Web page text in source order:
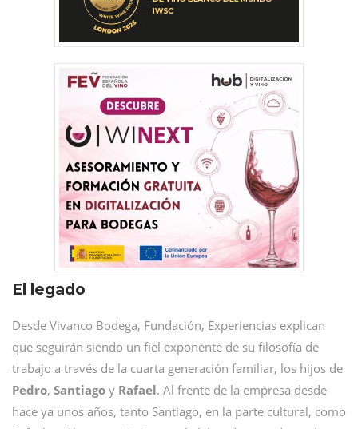
El legado
Desde Vivanco Bodega, Fundación, Experiencias explican
que seguirán siendo un fiel exponente de su filosofía de
trabajo a través de la cuarta generación familiar, los hijos de
Pedro, Santiago y Rafael. Al frente de la empresa desde
hace ya unos años, tanto Santiago, en la parte cultural, como